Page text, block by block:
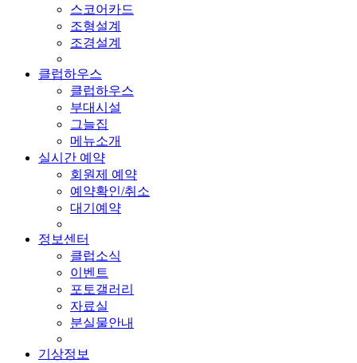
스코어카드
조형설계
조경설계
클럽하우스
클럽하우스
부대시설
그늘집
메뉴소개
실시간 예약
회원제 예약
예약확인/취소
대기예약
정보센터
클럽소식
이벤트
포토갤러리
자료실
분실물안내
기상정보